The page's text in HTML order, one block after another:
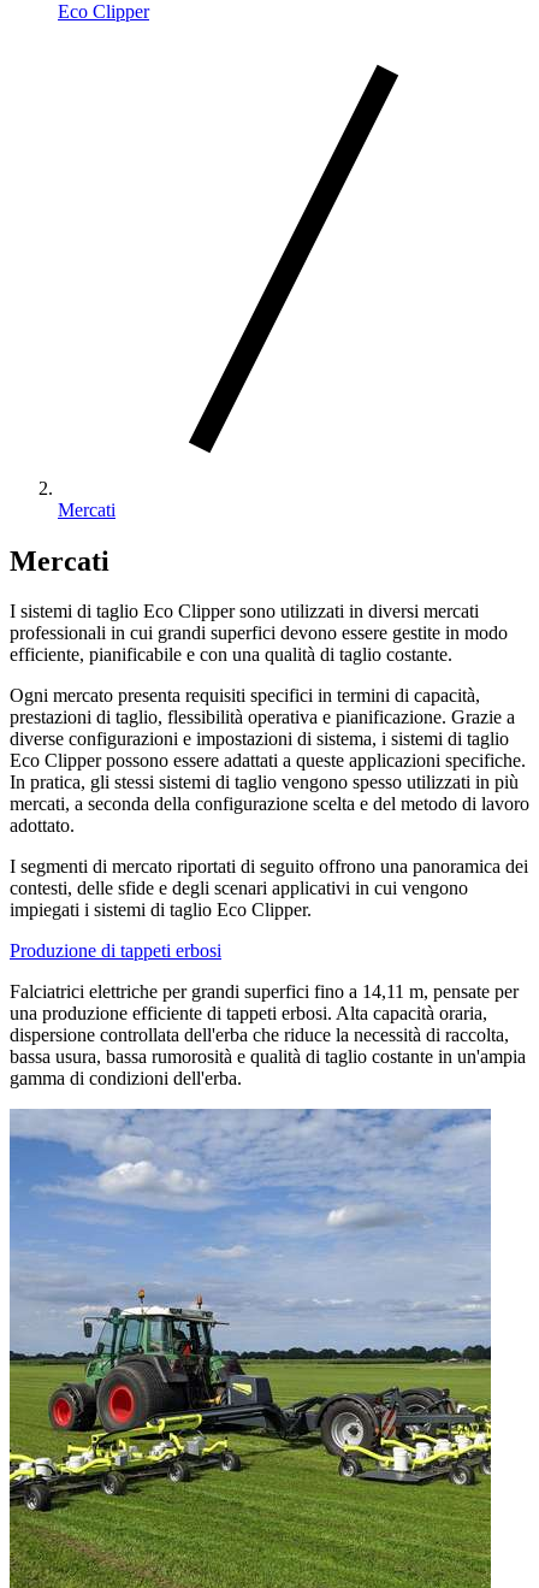
Eco Clipper
Mercati
Mercati
I sistemi di taglio Eco Clipper sono utilizzati in diversi mercati
professionali in cui grandi superfici devono essere gestite in modo
efficiente, pianificabile e con una qualità di taglio costante.
Ogni mercato presenta requisiti specifici in termini di capacità,
prestazioni di taglio, flessibilità operativa e pianificazione. Grazie a
diverse configurazioni e impostazioni di sistema, i sistemi di taglio
Eco Clipper possono essere adattati a queste applicazioni specifiche.
In pratica, gli stessi sistemi di taglio vengono spesso utilizzati in più
mercati, a seconda della configurazione scelta e del metodo di lavoro
adottato.
I segmenti di mercato riportati di seguito offrono una panoramica dei
contesti, delle sfide e degli scenari applicativi in cui vengono
impiegati i sistemi di taglio Eco Clipper.
Produzione di tappeti erbosi
Falciatrici elettriche per grandi superfici fino a 14,11 m, pensate per
una produzione efficiente di tappeti erbosi. Alta capacità oraria,
dispersione controllata dell'erba che riduce la necessità di raccolta,
bassa usura, bassa rumorosità e qualità di taglio costante in un'ampia
gamma di condizioni dell'erba.